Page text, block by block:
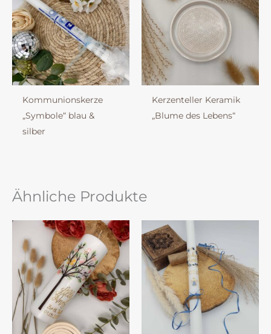
Kommunionskerze
„Symbole“ blau &
silber
Kerzenteller Keramik
„Blume des Lebens“
Ähnliche Produkte